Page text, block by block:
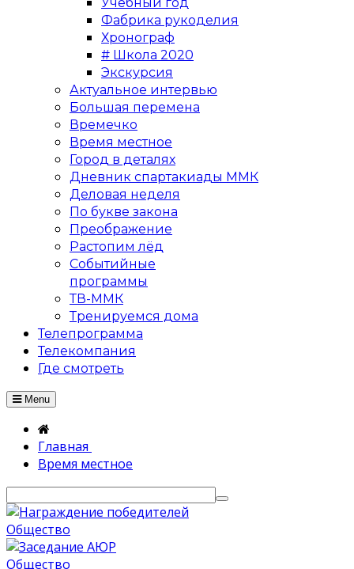
Учебный год
Фабрика рукоделия
Хронограф
# Школа 2020
Экскурсия
Актуальное интервью
Большая перемена
Времечко
Время местное
Город в деталях
Дневник спартакиады ММК
Деловая неделя
По букве закона
Преображение
Растопим лёд
Событийные
программы
ТВ-ММК
Тренируемся дома
Телепрограмма
Телекомпания
Где смотреть
Menu
Главная
Время местное
Общество
Общество